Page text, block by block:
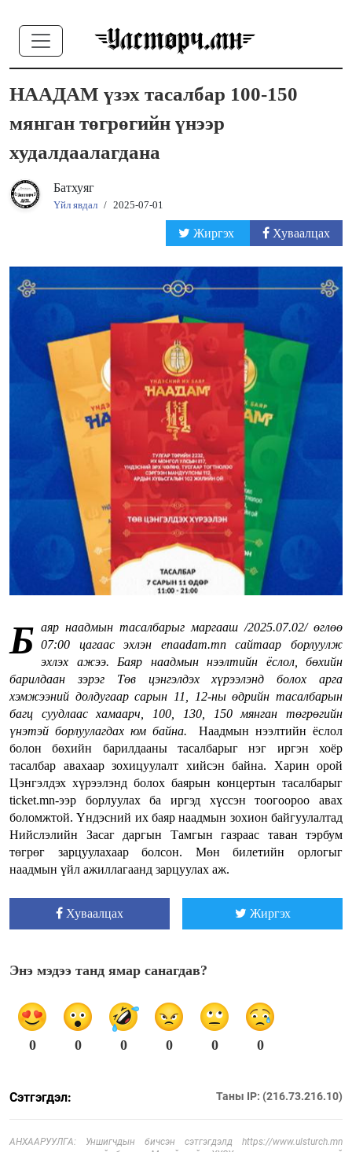
НААДАМ үзэх тасалбар 100-150
мянган төгрөгийн үнээр
худалдаалагдана
Батхуяг
Үйл явдал / 2025-07-01
Жиргэх Хуваалцах
Б аяр наадмын тасалбарыг маргааш /2025.07.02/ өглөө
07:00 цагаас эхлэн enaadam.mn сайтаар борлуулж
эхлэх ажээ. Баяр наадмын нээлтийн ёслол, бөхийн
барилдаан зэрэг Төв цэнгэлдэх хүрээлэнд болох арга
хэмжээний долдугаар сарын 11, 12-ны өдрийн тасалбарын
багц суудлаас хамаарч, 100, 130, 150 мянган төгрөгийн
үнэтэй борлуулагдах юм байна.
Наадмын нээлтийн ёслол
болон бөхийн барилдааны тасалбарыг нэг иргэн хоёр
тасалбар авахаар зохицуулалт хийсэн байна. Харин орой
Цэнгэлдэх хүрээлэнд болох баярын концертын тасалбарыг
ticket.mn-ээр борлуулах ба иргэд хүссэн тоогоороо авах
боломжтой. Үндэсний их баяр наадмын зохион байгуулалтад
Нийслэлийн Засаг даргын Тамгын газраас таван тэрбум
төгрөг зарцуулахаар болсон. Мөн билетийн орлогыг
наадмын үйл ажиллагаанд зарцуулах аж.
Хуваалцах Жиргэх
Энэ мэдээ танд ямар санагдав?
0 0 0 0 0 0
Сэтгэгдэл: Таны IP: (216.73.216.10)
АНХААРУУЛГА: Уншигчдын бичсэн сэтгэгдэлд https://www.ulsturch.mn